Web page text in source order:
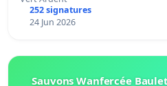
252 signatures
24 Jun 2026
Sauvons Wanfercée